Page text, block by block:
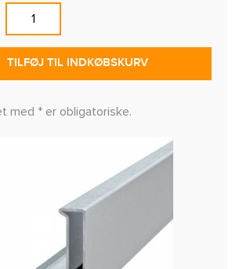
TILFØJ TIL INDKØBSKURV
med * er obligatoriske.